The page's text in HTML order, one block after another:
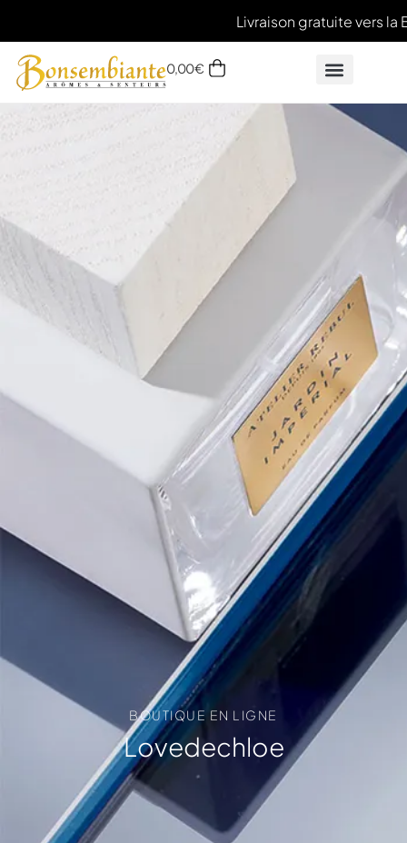
Livraison gratuite vers la
0,00€
BOUTIQUE EN LIGNE
Lovedechloe